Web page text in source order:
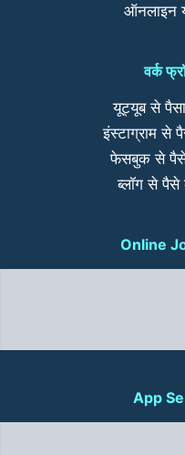
ऑनलाइन
वर्क
यूट्यूब से
इंस्टाग्राम से
फेसबुक से
ब्लॉग से
Online
App